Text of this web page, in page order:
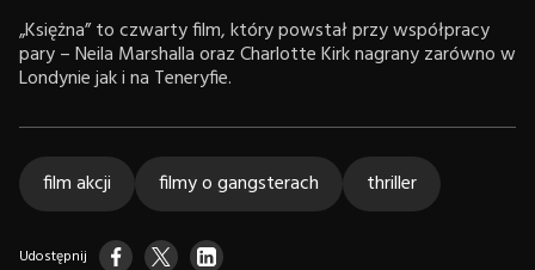
„Księżna” to czwarty film, który powstał przy współpracy
pary – Neila Marshalla oraz Charlotte Kirk nagrany zarówno w
Londynie jak i na Teneryfie.
film akcji filmy o gangsterach thriller
Udostępnij